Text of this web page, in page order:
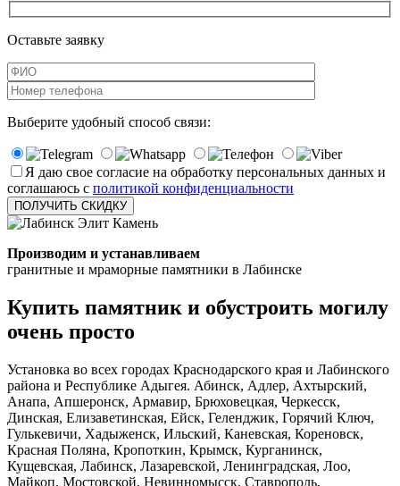
Оставьте заявку
Выберите удобный способ связи:
Я даю свое согласие на обработку персональных данных и
соглашаюсь с политикой конфиденциальности
Производим и устанавливаем
гранитные и мраморные памятники в Лабинске
Купить памятник и обустроить могилу
очень просто
Установка во всех городах Краснодарского края и Лабинского
района и Республике Адыгея. Абинск, Адлер, Ахтырский,
Анапа, Апшеронск, Армавир, Брюховецкая, Черкесск,
Динская, Елизаветинская, Ейск, Геленджик, Горячий Ключ,
Гулькевичи, Хадыженск, Ильский, Каневская, Кореновск,
Красная Поляна, Кропоткин, Крымск, Курганинск,
Кущевская, Лабинск, Лазаревской, Ленинградская, Лоо,
Майкоп, Мостовской, Невинномысск, Ставрополь,